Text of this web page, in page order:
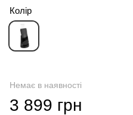
Колір
Немає в наявності
3 899 грн